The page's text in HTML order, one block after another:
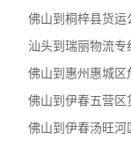
佛山到桐梓县货运
汕头到瑞丽物流专
佛山到伊春五营区
佛山到伊春汤旺河